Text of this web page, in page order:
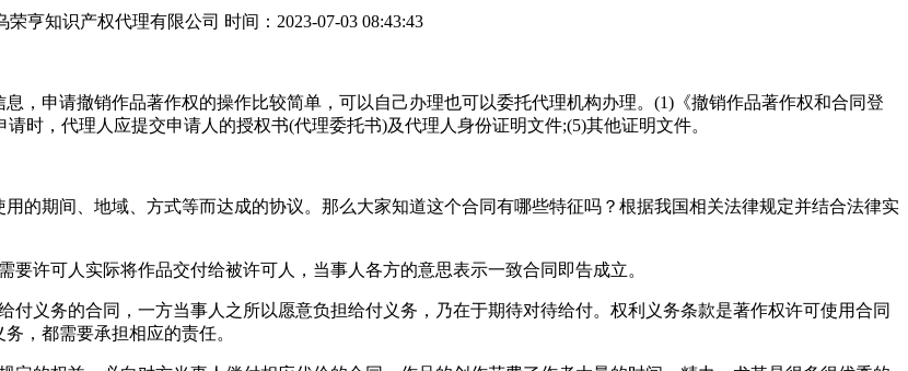
荣亨知识产权代理有限公司 时间：2023-07-03 08:43:43
，申请撤销作品著作权的操作比较简单，可以自己办理也可以委托代理机构办理。(1)《撤销作品著作权和合同登
时，代理人应提交申请人的授权书(代理委托书)及代理人身份证明文件;(5)其他证明文件。
的期间、地域、方式等而达成的协议。那么大家知道这个合同有哪些特征吗？根据我国相关法律规定并结合法律实
许可人实际将作品交付给被许可人，当事人各方的意思表示一致合同即告成立。
义务的合同，一方当事人之所以愿意负担给付义务，乃在于期待对待给付。权利义务条款是著作权许可使用合同
，都需要承担相应的责任。